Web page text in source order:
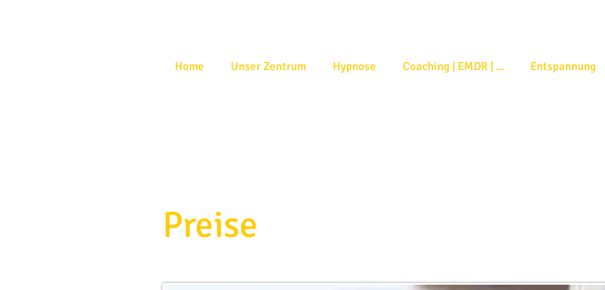
Home Unser Zentrum Hypnose Coaching | EMDR | ... Entspannung
Preise